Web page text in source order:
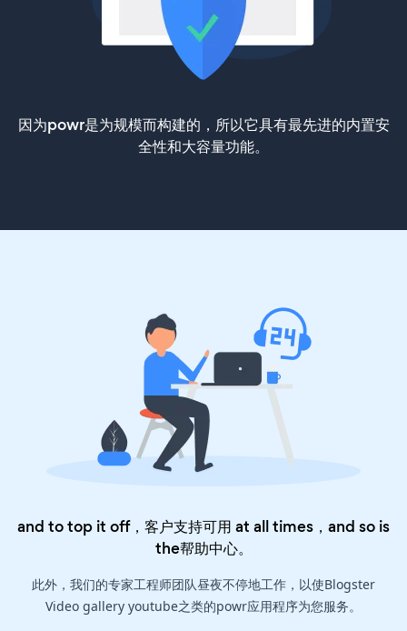
因为powr是为规模而构建的，所以它具有最先进的内置安
全性和大容量功能。
and to top it off，客户支持可用 at all times，and so is
the帮助中心。
此外，我们的专家工程师团队昼夜不停地工作，以使Blogster
Video gallery youtube之类的powr应用程序为您服务。